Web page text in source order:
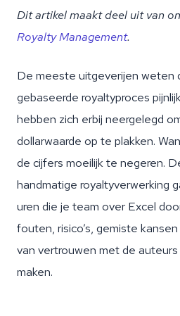
Dit artikel maakt deel uit van
Royalty Management.
De meeste uitgeverijen weten
gebaseerde royaltyproces
hebben zich erbij neergelegd
dollarwaarde op te plakken.
de cijfers moeilijk te negeren.
handmatige royaltyverwerking
uren die je team over Excel
fouten, risico’s, gemiste
van vertrouwen met de
maken.